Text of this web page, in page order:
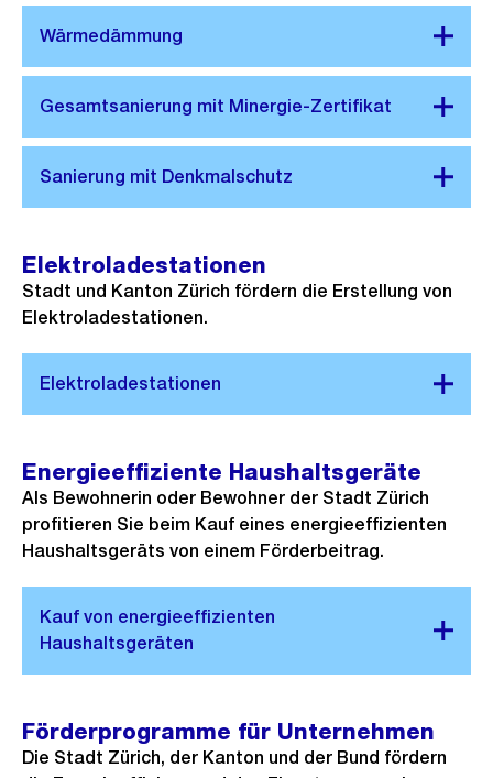
Elektroladestationen
Stadt und Kanton Zürich fördern die Erstellung von
Elektroladestationen.
Energieeffiziente Haushaltsgeräte
Als Bewohnerin oder Bewohner der Stadt Zürich
profitieren Sie beim Kauf eines energieeffizienten
Haushaltsgeräts von einem Förderbeitrag.
Förderprogramme für Unternehmen
Die Stadt Zürich, der Kanton und der Bund fördern